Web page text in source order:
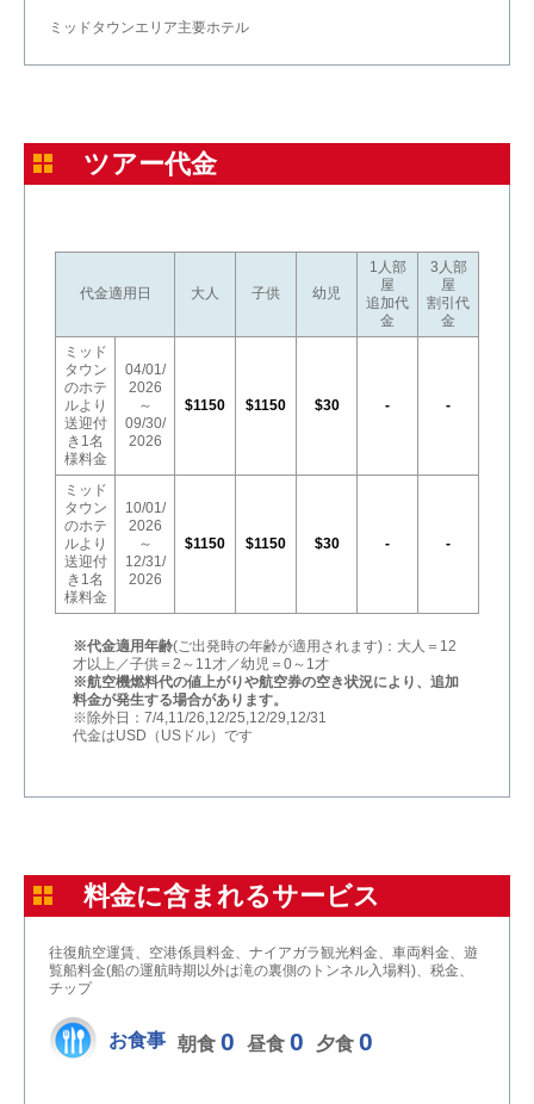
ミッドタウンエリア主要ホテル
ツアー代金
代金適用日 大人 子供 幼児
1人部
屋
追加代
金
3人部
屋
割引代
金
ミッド
タウン
のホテ
ルより
送迎付
き1名
様料金
04/01/
2026
～
09/30/
2026
$1150 $1150 $30 - -
ミッド
タウン
のホテ
ルより
送迎付
き1名
様料金
10/01/
2026
～
12/31/
2026
$1150 $1150 $30 - -
※代金適用年齢(ご出発時の年齢が適用されます)：大人＝12
才以上／子供＝2～11才／幼児＝0～1才
※航空機燃料代の値上がりや航空券の空き状況により、追加
料金が発生する場合があります。
※除外日：7/4,11/26,12/25,12/29,12/31
代金はUSD（USドル）です
料金に含まれるサービス
往復航空運賃、空港係員料金、ナイアガラ観光料金、車両料金、遊
覧船料金(船の運航時期以外は滝の裏側のトンネル入場料)、税金、
チップ
お食事 朝食 0 昼食 0 夕食 0